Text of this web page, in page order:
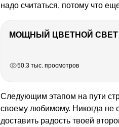
надо считаться, потому что
МОЩНЫЙ ЦВЕТНОЙ СВЕТ –
50.3 тыс. просмотров
Следующим этапом на пути
своему любимому. Никогда не
доставить радость твоей